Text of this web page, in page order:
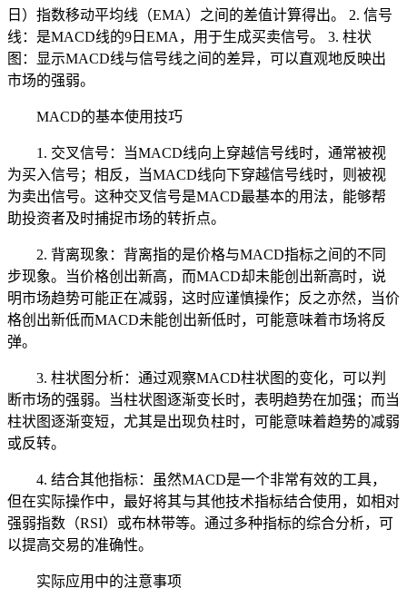
日）指数移动平均线（EMA）之间的差值计算得出。 2. 信号
线：是MACD线的9日EMA，用于生成买卖信号。 3. 柱状
图：显示MACD线与信号线之间的差异，可以直观地反映出
市场的强弱。
MACD的基本使用技巧
1. 交叉信号：当MACD线向上穿越信号线时，通常被视
为买入信号；相反，当MACD线向下穿越信号线时，则被视
为卖出信号。这种交叉信号是MACD最基本的用法，能够帮
助投资者及时捕捉市场的转折点。
2. 背离现象：背离指的是价格与MACD指标之间的不同
步现象。当价格创出新高，而MACD却未能创出新高时，说
明市场趋势可能正在减弱，这时应谨慎操作；反之亦然，当价
格创出新低而MACD未能创出新低时，可能意味着市场将反
弹。
3. 柱状图分析：通过观察MACD柱状图的变化，可以判
断市场的强弱。当柱状图逐渐变长时，表明趋势在加强；而当
柱状图逐渐变短，尤其是出现负柱时，可能意味着趋势的减弱
或反转。
4. 结合其他指标：虽然MACD是一个非常有效的工具，
但在实际操作中，最好将其与其他技术指标结合使用，如相对
强弱指数（RSI）或布林带等。通过多种指标的综合分析，可
以提高交易的准确性。
实际应用中的注意事项